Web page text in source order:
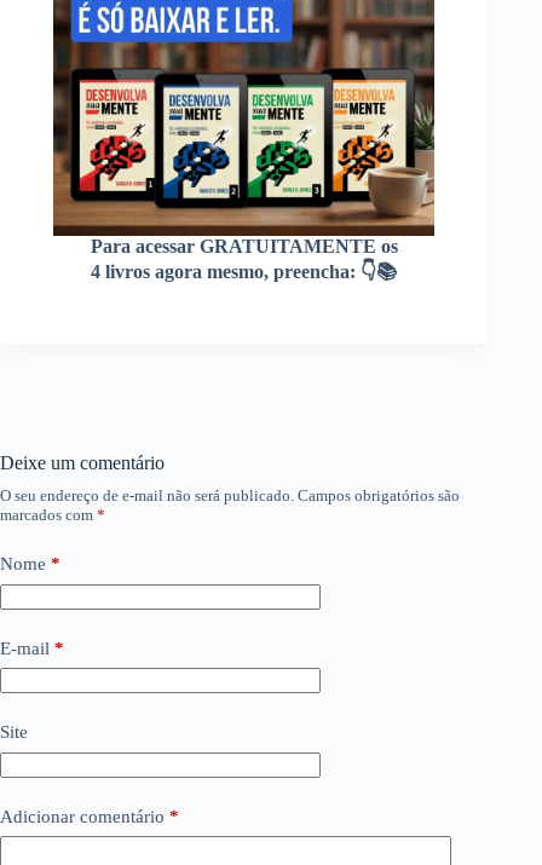
Para acessar GRATUITAMENTE os
4 livros agora mesmo, preencha: 👇📚
Deixe um comentário
O seu endereço de e-mail não será publicado. Campos obrigatórios são
marcados com *
Nome *
E-mail *
Site
Adicionar comentário *